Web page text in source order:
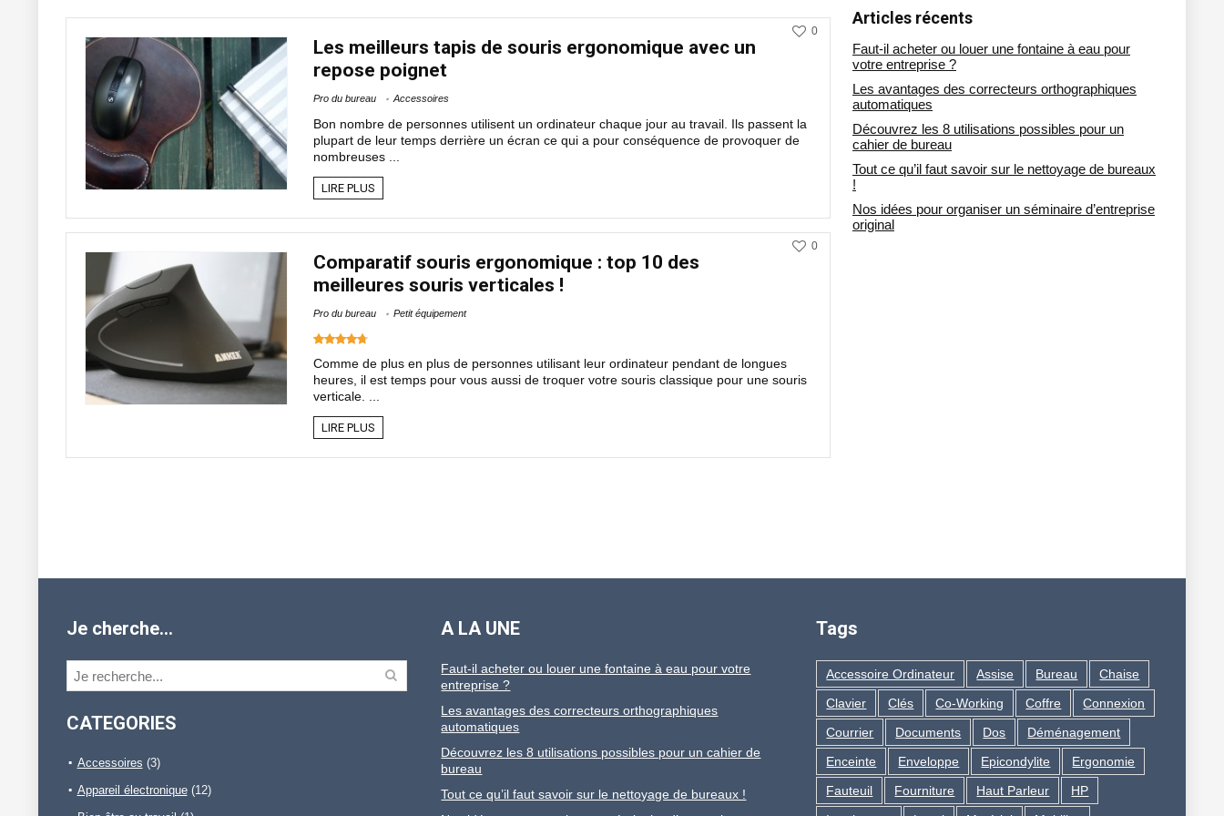
Les meilleurs tapis de souris ergonomique avec un
repose poignet
Pro du bureau Accessoires
Bon nombre de personnes utilisent un ordinateur chaque jour au travail. Ils passent la
plupart de leur temps derrière un écran ce qui a pour conséquence de provoquer de
nombreuses ...
LIRE PLUS
0
Comparatif souris ergonomique : top 10 des
meilleures souris verticales !
Pro du bureau Petit équipement
Comme de plus en plus de personnes utilisant leur ordinateur pendant de longues
heures, il est temps pour vous aussi de troquer votre souris classique pour une souris
verticale. ...
LIRE PLUS
0
Articles récents
Faut-il acheter ou louer une fontaine à eau pour
votre entreprise ?
Les avantages des correcteurs orthographiques
automatiques
Découvrez les 8 utilisations possibles pour un
cahier de bureau
Tout ce qu’il faut savoir sur le nettoyage de bureaux
!
Nos idées pour organiser un séminaire d’entreprise
original
Je cherche…
CATEGORIES
Accessoires (3)
Appareil électronique(12)
A LA UNE
Faut-il acheter ou louer une fontaine à eau pour votre
entreprise ?
Les avantages des correcteurs orthographiques
automatiques
Découvrez les 8 utilisations possibles pour un cahier de
bureau
Tout ce qu’il faut savoir sur le nettoyage de bureaux !
Tags
Accessoire Ordinateur Assise Bureau
Chaise
Clavier
Clés Co-Working Coffre
Connexion
Courrier
Documents Dos
Déménagement
Enceinte
Enveloppe Epicondylite
Ergonomie
Fauteuil
Fourniture Haut Parleur
HP